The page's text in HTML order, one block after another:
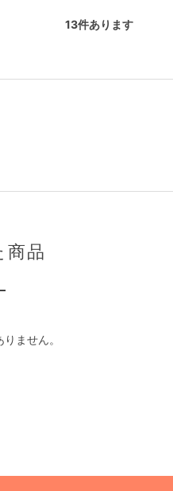
13件あります
商品
ません。